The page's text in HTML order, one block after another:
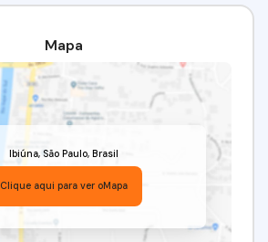
Mapa
Ibiúna, São Paulo, Brasil
Clique aqui para ver oMapa